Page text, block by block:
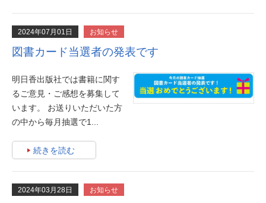
2024年07月01日 お知らせ
図書カード当選者の発表です
明日香出版社では書籍に関す
るご意見・ご感想を募集して
います。 お送りいただいた方
の中から毎月抽選で1...
続きを読む
2024年03月28日 お知らせ